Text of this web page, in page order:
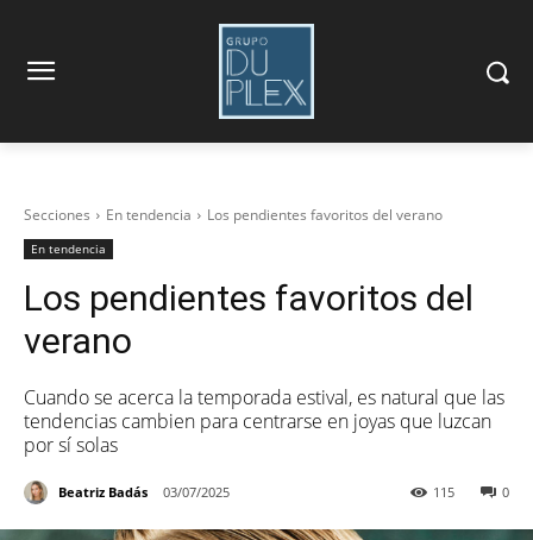
Secciones En tendencia Los pendientes favoritos del verano
En tendencia
Los pendientes favoritos del
verano
Cuando se acerca la temporada estival, es natural que las
tendencias cambien para centrarse en joyas que luzcan
por sí solas
Beatriz Badás 03/07/2025 0
115